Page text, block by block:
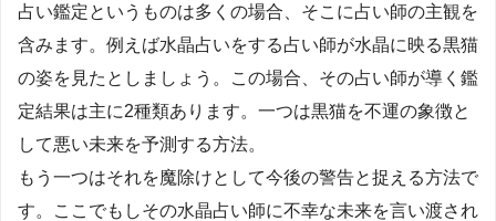
占い鑑定というものは多くの場合、そこに占い師の主観を
含みます。例えば水晶占いをする占い師が水晶に映る黒猫
の姿を見たとしましょう。この場合、その占い師が導く鑑
定結果は主に2種類あります。一つは黒猫を不運の象徴と
して悪い未来を予測する方法。
もう一つはそれを魔除けとして今後の警告と捉える方法で
す。ここでもしその水晶占い師に不幸な未来を言い渡され